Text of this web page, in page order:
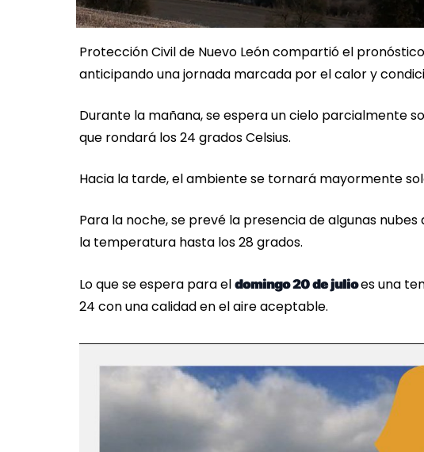
Protección Civil de Nuevo León compartió el
anticipando una jornada marcada por el calor y
Durante la mañana, se espera un cielo parcialmente
que rondará los 24 grados Celsius.
Hacia la tarde, el ambiente se tornará mayormente
Para la noche, se prevé la presencia de algunas
la temperatura hasta los 28 grados.
Lo que se espera para el domingo 20 de julioes una
24 con una calidad en el aire aceptable.